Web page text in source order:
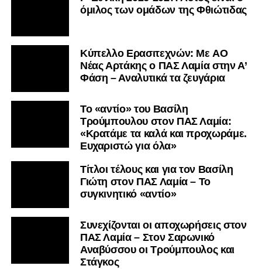
όμιλος των ομάδων της Φθιώτιδας
Kύπελλο Ερασιτεχνών: Με AO
Nέας Αρτάκης ο ΠΑΣ Λαμία στην Α’
Φάση – Αναλυτικά τα ζευγάρια
Το «αντίο» του Βασίλη
Τρούμπουλου στον ΠΑΣ Λαμία:
«Κρατάμε τα καλά και προχωράμε.
Ευχαριστώ για όλα»
Τίτλοι τέλους και για τον Βασίλη
Γιώτη στον ΠΑΣ Λαμία – Το
συγκινητικό «αντίο»
Συνεχίζονται οι αποχωρήσεις στον
ΠΑΣ Λαμία – Στον Σαρωνικό
Αναβύσσου οι Τρούμπουλος και
Στάγκος